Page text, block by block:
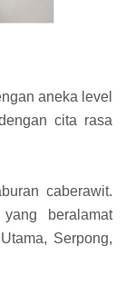
aneka level
cita rasa
caberawit.
beralamat
Serpong,